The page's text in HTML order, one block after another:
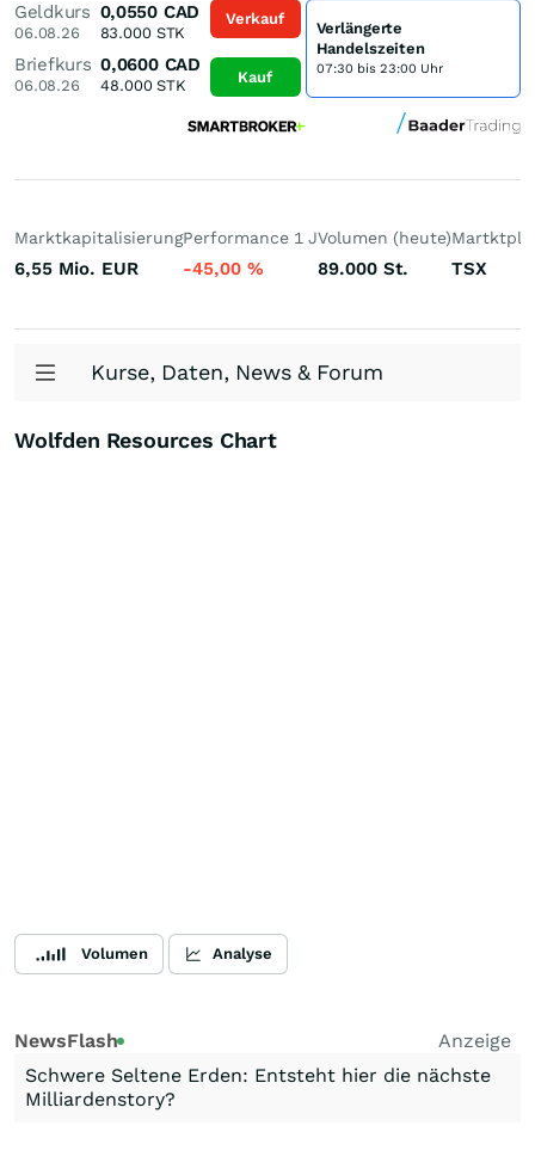
Geldkurs
06.08.26
0,0550 CAD
83.000STK
Briefkurs
06.08.26
0,0600 CAD
48.000STK
Verkauf
Kauf
Verlängerte
Handelszeiten
07:30 bis 23:00 Uhr
Marktkapitalisierung
6,55 Mio. EUR
Performance 1 J
-45,00 %
Volumen (heute)
89.000 St. TSX
Kurse, Daten, News & Forum
Wolfden Resources Chart
Volumen Analyse
NewsFlash
Anzeige
Schwere Seltene Erden: Entsteht hier die nächste
Milliardenstory?